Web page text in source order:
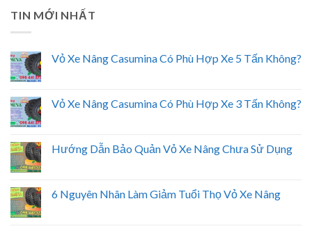
TIN MỚI NHẤT
Vỏ Xe Nâng Casumina Có Phù Hợp Xe 5 Tấn Không?
Vỏ Xe Nâng Casumina Có Phù Hợp Xe 3 Tấn Không?
Hướng Dẫn Bảo Quản Vỏ Xe Nâng Chưa Sử Dụng
6 Nguyên Nhân Làm Giảm Tuổi Thọ Vỏ Xe Nâng